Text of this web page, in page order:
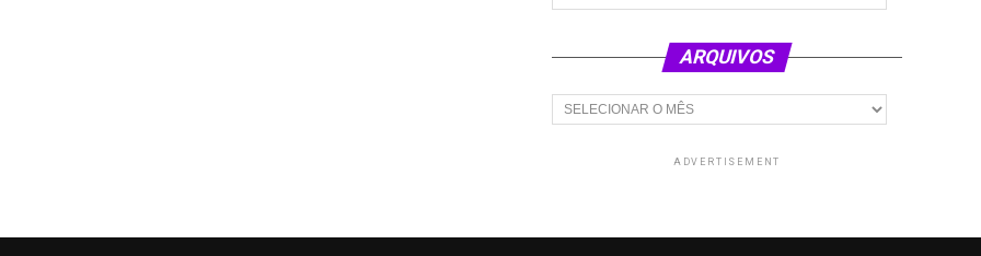
ARQUIVOS
Arquivos
ADVERTISEMENT